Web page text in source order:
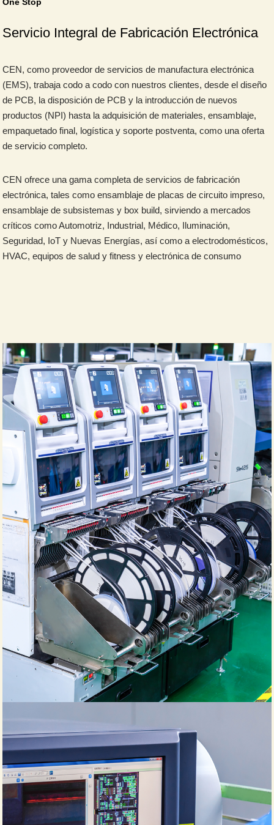
Servicio Integral de Fabricación Electrónica
CEN, como proveedor de servicios de manufactura electrónica
(EMS), trabaja codo a codo con nuestros clientes, desde el diseño
de PCB, la disposición de PCB y la introducción de nuevos
productos (NPI) hasta la adquisición de materiales, ensamblaje,
empaquetado final, logística y soporte postventa, como una oferta
de servicio completo.
CEN ofrece una gama completa de servicios de fabricación
electrónica, tales como ensamblaje de placas de circuito impreso,
ensamblaje de subsistemas y box build, sirviendo a mercados
críticos como Automotriz, Industrial, Médico, Iluminación,
Seguridad, IoT y Nuevas Energías, así como a electrodomésticos,
HVAC, equipos de salud y fitness y electrónica de consumo